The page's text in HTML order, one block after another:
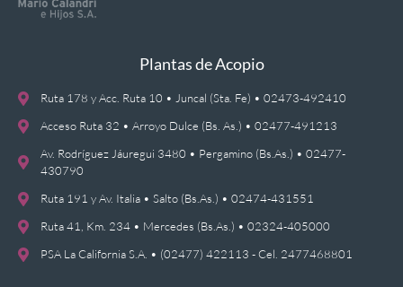
Plantas de Acopio
Ruta 178 y Acc. Ruta 10 • Juncal (Sta. Fe) • 02473-492410
Acceso Ruta 32 • Arroyo Dulce (Bs. As.) • 02477-491213
Av. Rodríguez Jáuregui 3480 • Pergamino (Bs.As.) • 02477-
430790
Ruta 191 y Av. Italia • Salto (Bs.As.) • 02474-431551
Ruta 41, Km. 234 • Mercedes (Bs.As.) • 02324-405000
PSA La California S.A. • (02477) 422113 - Cel. 2477468801